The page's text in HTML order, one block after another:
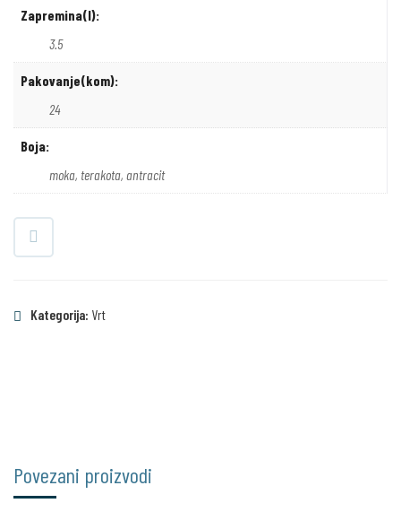
Zapremina(l):
3.5
Pakovanje(kom):
24
Boja:
moka, terakota, antracit
Kategorija: Vrt
Povezani proizvodi